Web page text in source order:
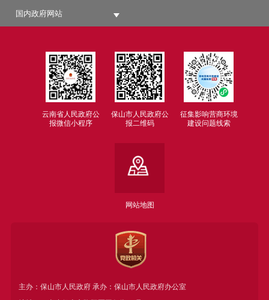
国内政府网站
云南省人民政府公
报微信小程序
保山市人民政府公
报二维码
征集影响营商环境
建设问题线索
网站地图
主办：保山市人民政府 承办：保山市人民政府办公室